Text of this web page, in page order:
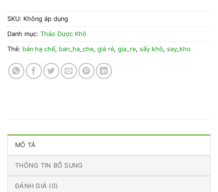
SKU: Không áp dụng
Danh mục: Thảo Dược Khô
Thẻ: bán hạ chế, ban_ha_che, giá rẻ, gia_re, sấy khô, say_kho
MÔ TẢ
THÔNG TIN BỔ SUNG
ĐÁNH GIÁ (0)